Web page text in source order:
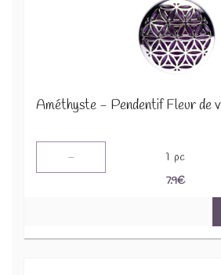
Améthyste - Pendentif Fleur de
- 1 pc
7.9€